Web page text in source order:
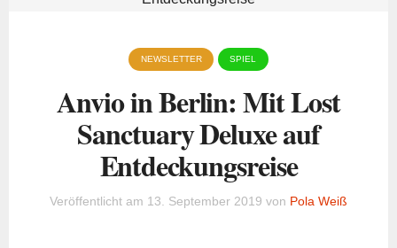
NEWSLETTER SPIEL
Anvio in Berlin: Mit Lost
Sanctuary Deluxe auf
Entdeckungsreise
Veröffentlicht am 13. September 2019 von Pola Weiß